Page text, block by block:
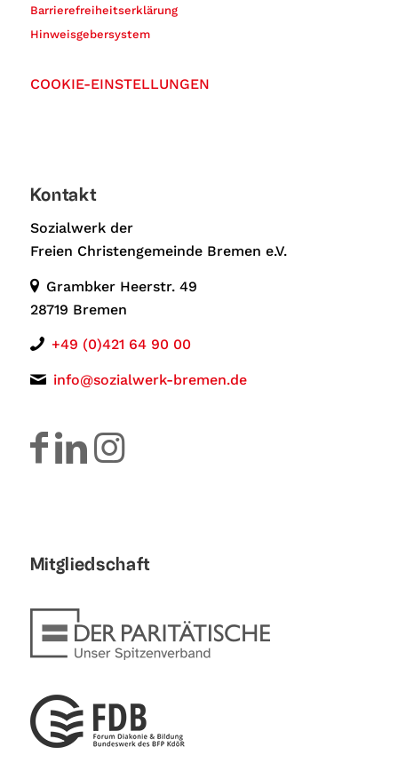
Barrierefreiheitserklärung
Hinweisgebersystem
COOKIE-EINSTELLUNGEN
Kontakt
Sozialwerk der
Freien Christengemeinde Bremen e.V.
Grambker Heerstr. 49
28719 Bremen
+49 (0)421 64 90 00
info@sozialwerk-bremen.de
Mitgliedschaft